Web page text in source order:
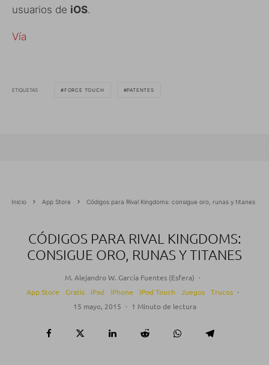
usuarios de iOS.
Vía
ETIQUETAS FORCE TOUCH PATENTES
Inicio App Store Códigos para Rival Kingdoms: consigue oro, runas y titanes
CÓDIGOS PARA RIVAL KINGDOMS:
CONSIGUE ORO, RUNAS Y TITANES
M. Alejandro W. García Fuentes (Esfera) ·
App Store
Gratis iPad iPhone iPod Touch Juegos Trucos ·
15 mayo, 2015 · 1 Minuto de lectura